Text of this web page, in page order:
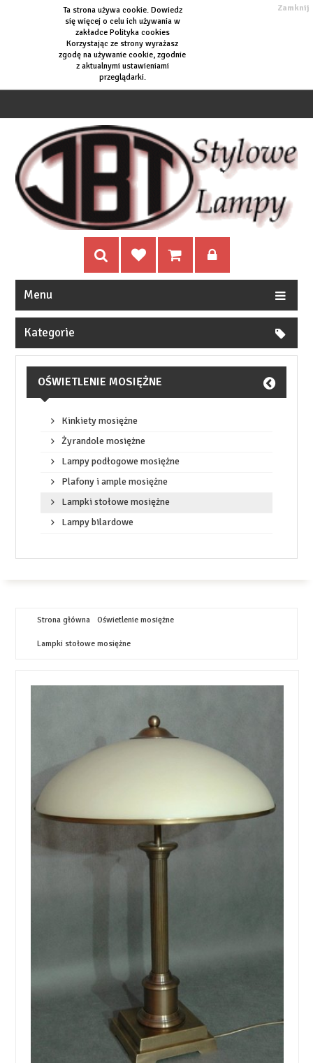
Ta strona używa cookie. Dowiedz
się więcej o celu ich używania w
zakładce Polityka cookies
Korzystając ze strony wyrażasz
zgodę na używanie cookie, zgodnie
z aktualnymi ustawieniami
przeglądarki.
Zamknij
Menu
Kategorie
OŚWIETLENIE MOSIĘŻNE
Kinkiety mosiężne
Żyrandole mosiężne
Lampy podłogowe mosiężne
Plafony i ample mosiężne
Lampki stołowe mosiężne
Lampy bilardowe
Strona główna Oświetlenie mosiężne
Lampki stołowe mosiężne